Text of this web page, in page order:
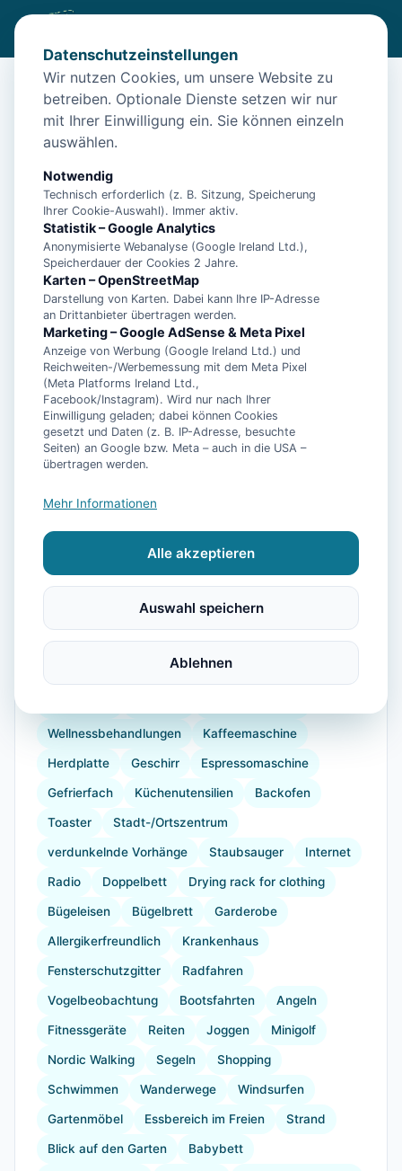
/Unterkünfte /Wittmund/
"Erholsames Ferienhaus in Carolinensiel: Platz für die ganze
Familie!"
"Erholsames Ferienhaus in
Carolinensiel: Platz für die ganze
Familie!"
26409 Wittmund
Ausstattung
Heizung Waschmaschine
Trockner Küche Kühlschrank Mikrowelle
Wellnessbehandlungen Kaffeemaschine
Herdplatte Geschirr Espressomaschine
Gefrierfach Küchenutensilien Backofen
Toaster Stadt-/Ortszentrum
verdunkelnde Vorhänge Staubsauger Internet
Radio Doppelbett Drying rack for clothing
Bügeleisen Bügelbrett Garderobe
Allergikerfreundlich Krankenhaus
Fensterschutzgitter Radfahren
Vogelbeobachtung Bootsfahrten Angeln
Fitnessgeräte Reiten Joggen Minigolf
Nordic Walking Segeln Shopping
Schwimmen Wanderwege Windsurfen
Gartenmöbel Essbereich im Freien Strand
Blick auf den Garten Babybett
Datenschutzeinstellungen
Wir nutzen Cookies, um unsere Website zu
betreiben. Optionale Dienste setzen wir nur
mit Ihrer Einwilligung ein. Sie können einzeln
auswählen.
Notwendig
Technisch erforderlich (z. B. Sitzung, Speicherung
Ihrer Cookie-Auswahl). Immer aktiv.
Statistik – Google Analytics
Anonymisierte Webanalyse (Google Ireland Ltd.),
Speicherdauer der Cookies 2 Jahre.
Karten – OpenStreetMap
Darstellung von Karten. Dabei kann Ihre IP-Adresse
an Drittanbieter übertragen werden.
Marketing – Google AdSense & Meta Pixel
Anzeige von Werbung (Google Ireland Ltd.) und
Reichweiten-/Werbemessung mit dem Meta Pixel
(Meta Platforms Ireland Ltd.,
Facebook/Instagram). Wird nur nach Ihrer
Einwilligung geladen; dabei können Cookies
gesetzt und Daten (z. B. IP-Adresse, besuchte
Seiten) an Google bzw. Meta – auch in die USA –
übertragen werden.
Mehr Informationen
Alle akzeptieren
Auswahl speichern
Ablehnen